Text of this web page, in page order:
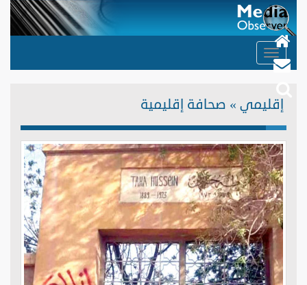
Toggle
navigation
إقليمي » صحافة إقليمية